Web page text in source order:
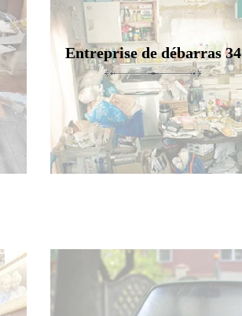
Entreprise de débarras 34